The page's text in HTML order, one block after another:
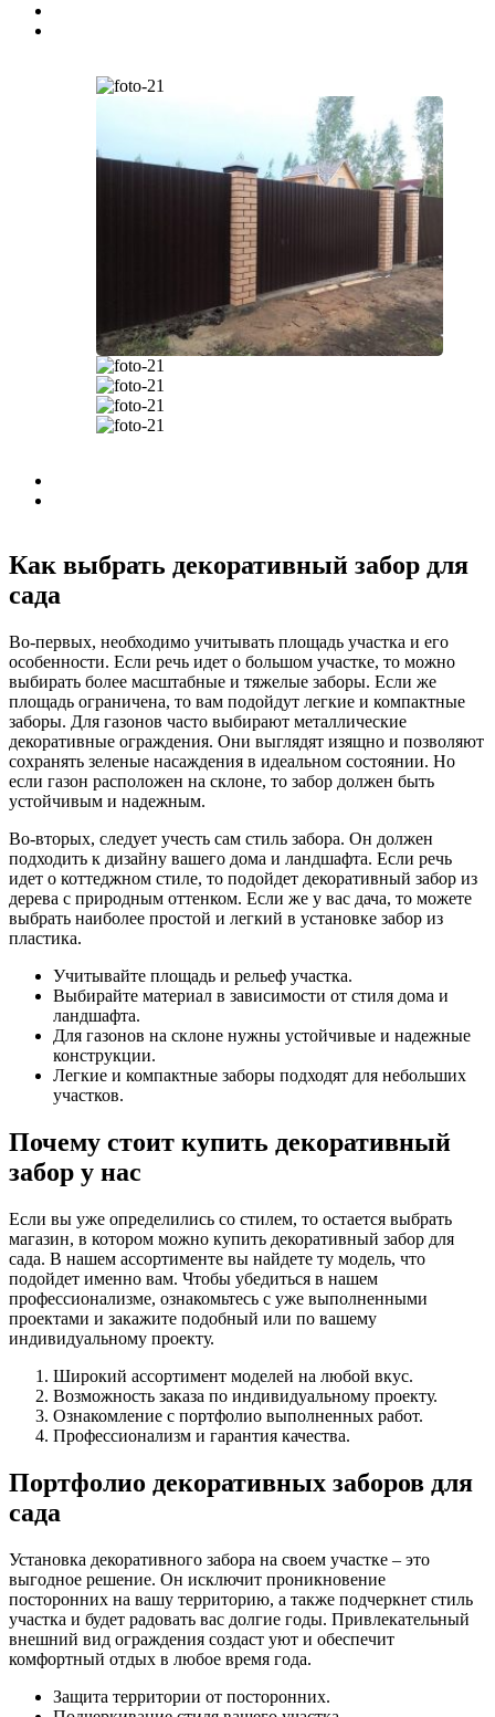
Как выбрать декоративный забор для
сада
Во-первых, необходимо учитывать площадь участка и его
особенности. Если речь идет о большом участке, то можно
выбирать более масштабные и тяжелые заборы. Если же
площадь ограничена, то вам подойдут легкие и компактные
заборы. Для газонов часто выбирают металлические
декоративные ограждения. Они выглядят изящно и позволяют
сохранять зеленые насаждения в идеальном состоянии. Но
если газон расположен на склоне, то забор должен быть
устойчивым и надежным.
Во-вторых, следует учесть сам стиль забора. Он должен
подходить к дизайну вашего дома и ландшафта. Если речь
идет о коттеджном стиле, то подойдет декоративный забор из
дерева с природным оттенком. Если же у вас дача, то можете
выбрать наиболее простой и легкий в установке забор из
пластика.
Учитывайте площадь и рельеф участка.
Выбирайте материал в зависимости от стиля дома и
ландшафта.
Для газонов на склоне нужны устойчивые и надежные
конструкции.
Легкие и компактные заборы подходят для небольших
участков.
Почему стоит купить декоративный
забор у нас
Если вы уже определились со стилем, то остается выбрать
магазин, в котором можно купить декоративный забор для
сада. В нашем ассортименте вы найдете ту модель, что
подойдет именно вам. Чтобы убедиться в нашем
профессионализме, ознакомьтесь с уже выполненными
проектами и закажите подобный или по вашему
индивидуальному проекту.
Широкий ассортимент моделей на любой вкус.
Возможность заказа по индивидуальному проекту.
Ознакомление с портфолио выполненных работ.
Профессионализм и гарантия качества.
Портфолио декоративных заборов для
сада
Установка декоративного забора на своем участке – это
выгодное решение. Он исключит проникновение
посторонних на вашу территорию, а также подчеркнет стиль
участка и будет радовать вас долгие годы. Привлекательный
внешний вид ограждения создаст уют и обеспечит
комфортный отдых в любое время года.
Защита территории от посторонних.